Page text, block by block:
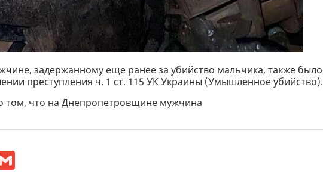
задержанному еще ранее за убийство мальчика, также было
преступления ч. 1 ст. 115 УК Украины (Умышленное убийство).
что на Днепропетровщине мужчина